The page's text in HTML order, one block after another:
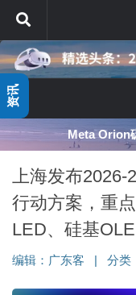
跳至内容
Meta Orion
上海发布2026-
行动方案，重
LED、硅基
编辑： 广东客 分类
资讯